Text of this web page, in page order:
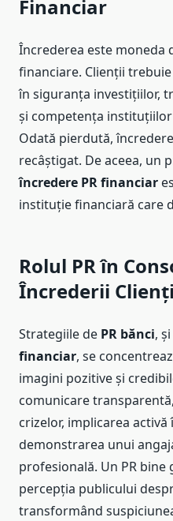
Financiar
Încrederea este moneda
financiare. Clienții
în siguranța investițiilor,
și competența
Odată pierdută,
recâștigat. De aceea, un
încredere PR financiar
instituție financiară care
Rolul PR în
Încrederii
Strategiile de PR bănci,
financiar, se
imagini pozitive și
comunicare
crizelor, implicarea
demonstrarea unui
profesională. Un PR
percepția publicului
transformând